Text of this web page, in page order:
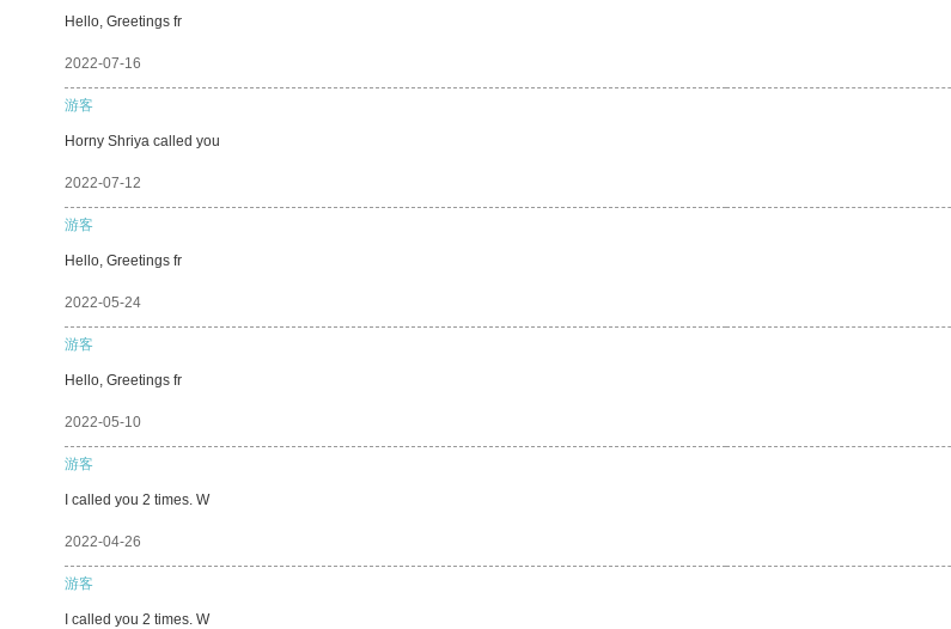
Hello, Greetings fr
2022-07-16
游客
Horny Shriya called you
2022-07-12
游客
Hello, Greetings fr
2022-05-24
游客
Hello, Greetings fr
2022-05-10
游客
I called you 2 times. W
2022-04-26
游客
I called you 2 times. W